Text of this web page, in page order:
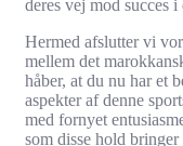
deres vej mod succes i
Hermed afslutter vi
mellem det
håber, at du nu har et
aspekter af denne
med fornyet
som disse hold